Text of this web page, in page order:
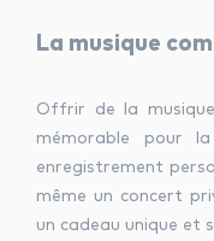
La musique
Offrir de la
mémorable pour
enregistrement
même un concert
un cadeau unique et